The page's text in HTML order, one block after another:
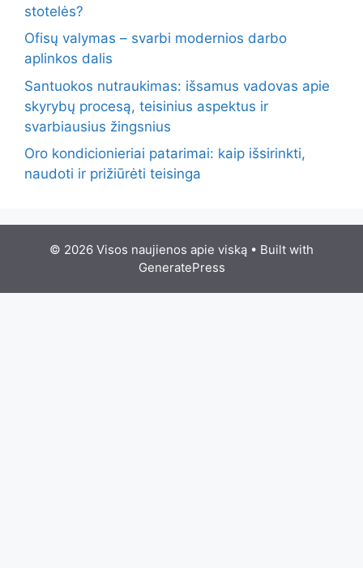
stotelės?
Ofisų valymas – svarbi modernios darbo
aplinkos dalis
Santuokos nutraukimas: išsamus vadovas apie
skyrybų procesą, teisinius aspektus ir
svarbiausius žingsnius
Oro kondicionieriai patarimai: kaip išsirinkti,
naudoti ir prižiūrėti teisinga
© 2026 Visos naujienos apie viską • Built with
GeneratePress